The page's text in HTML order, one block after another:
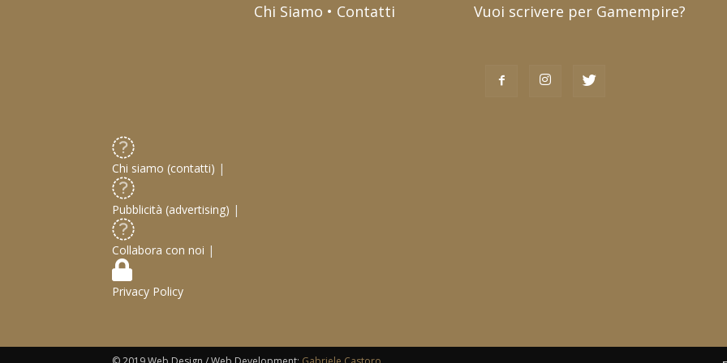
Chi Siamo • Contatti Vuoi scrivere per Gamempire?
Chi siamo (contatti) |
Pubblicità (advertising) |
Collabora con noi |
Privacy Policy